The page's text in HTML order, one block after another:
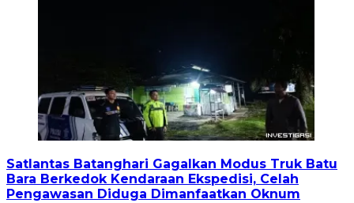
Satlantas Batanghari Gagalkan Modus Truk Batu
Bara Berkedok Kendaraan Ekspedisi, Celah
Pengawasan Diduga Dimanfaatkan Oknum